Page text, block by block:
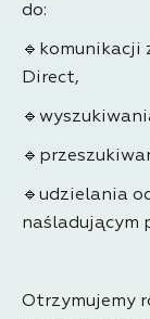
do:
🔹komunikacji
Direct,
🔹udzielania
naśladującym
Otrzymujemy